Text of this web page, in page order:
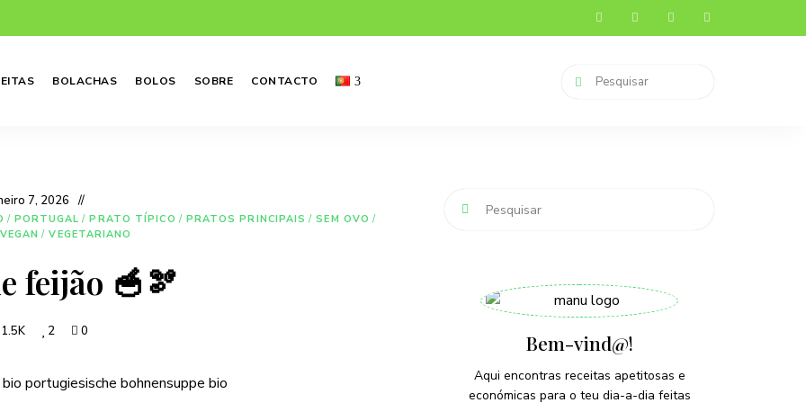
BOLACHAS BOLOS SOBRE CONTACTO
7, 2026
/ PORTUGAL / PRATO TÍPICO / PRATOS PRINCIPAIS / SEM OVO /
VEGAN / VEGETARIANO
feijão 🥣🫘
1.5K 2 0 Bem-vind@!
Aqui encontras receitas apetitosas e
económicas para o teu dia-a-dia feitas